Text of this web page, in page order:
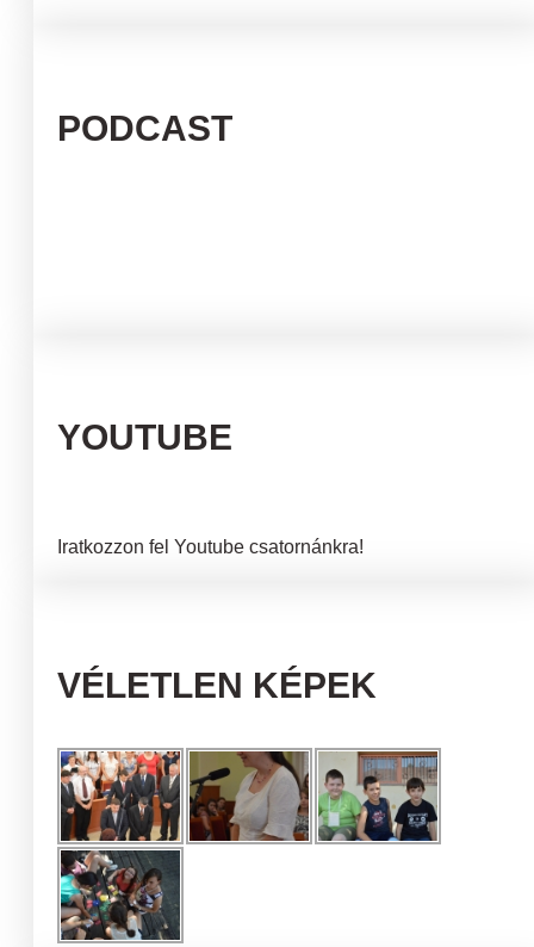
PODCAST
YOUTUBE
Iratkozzon fel Youtube csatornánkra!
VÉLETLEN KÉPEK